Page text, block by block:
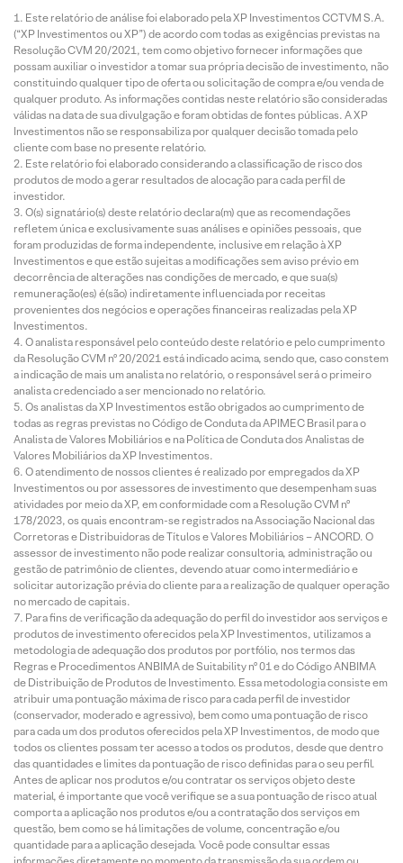
Este relatório de análise foi elaborado pela XP Investimentos CCTVM S.A.
(“XP Investimentos ou XP”) de acordo com todas as exigências previstas na
Resolução CVM 20/2021, tem como objetivo fornecer informações que
possam auxiliar o investidor a tomar sua própria decisão de investimento, não
constituindo qualquer tipo de oferta ou solicitação de compra e/ou venda de
qualquer produto. As informações contidas neste relatório são consideradas
válidas na data de sua divulgação e foram obtidas de fontes públicas. A XP
Investimentos não se responsabiliza por qualquer decisão tomada pelo
cliente com base no presente relatório.
Este relatório foi elaborado considerando a classificação de risco dos
produtos de modo a gerar resultados de alocação para cada perfil de
investidor.
O(s) signatário(s) deste relatório declara(m) que as recomendações
refletem única e exclusivamente suas análises e opiniões pessoais, que
foram produzidas de forma independente, inclusive em relação à XP
Investimentos e que estão sujeitas a modificações sem aviso prévio em
decorrência de alterações nas condições de mercado, e que sua(s)
remuneração(es) é(são) indiretamente influenciada por receitas
provenientes dos negócios e operações financeiras realizadas pela XP
Investimentos.
O analista responsável pelo conteúdo deste relatório e pelo cumprimento
da Resolução CVM nº 20/2021 está indicado acima, sendo que, caso constem
a indicação de mais um analista no relatório, o responsável será o primeiro
analista credenciado a ser mencionado no relatório.
Os analistas da XP Investimentos estão obrigados ao cumprimento de
todas as regras previstas no Código de Conduta da APIMEC Brasil para o
Analista de Valores Mobiliários e na Política de Conduta dos Analistas de
Valores Mobiliários da XP Investimentos.
O atendimento de nossos clientes é realizado por empregados da XP
Investimentos ou por assessores de investimento que desempenham suas
atividades por meio da XP, em conformidade com a Resolução CVM nº
178/2023, os quais encontram-se registrados na Associação Nacional das
Corretoras e Distribuidoras de Títulos e Valores Mobiliários – ANCORD. O
assessor de investimento não pode realizar consultoria, administração ou
gestão de patrimônio de clientes, devendo atuar como intermediário e
solicitar autorização prévia do cliente para a realização de qualquer operação
no mercado de capitais.
Para fins de verificação da adequação do perfil do investidor aos serviços e
produtos de investimento oferecidos pela XP Investimentos, utilizamos a
metodologia de adequação dos produtos por portfólio, nos termos das
Regras e Procedimentos ANBIMA de Suitability nº 01 e do Código ANBIMA
de Distribuição de Produtos de Investimento. Essa metodologia consiste em
atribuir uma pontuação máxima de risco para cada perfil de investidor
(conservador, moderado e agressivo), bem como uma pontuação de risco
para cada um dos produtos oferecidos pela XP Investimentos, de modo que
todos os clientes possam ter acesso a todos os produtos, desde que dentro
das quantidades e limites da pontuação de risco definidas para o seu perfil.
Antes de aplicar nos produtos e/ou contratar os serviços objeto deste
material, é importante que você verifique se a sua pontuação de risco atual
comporta a aplicação nos produtos e/ou a contratação dos serviços em
questão, bem como se há limitações de volume, concentração e/ou
quantidade para a aplicação desejada. Você pode consultar essas